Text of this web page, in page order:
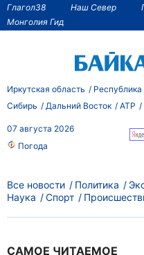
Глагол38 Наш Север
Монголия Гид
Иркутская область Республика
Сибирь
Дальний Восток АТР
07 августа 2026
Погода
САМОЕ ЧИТАЕМОЕ
Все новости Политика
Наука
Спорт